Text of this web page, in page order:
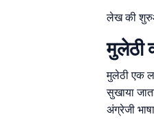
लेख की
मुलेठी
मुलेठी एक
सुखाया
अंग्रेजी